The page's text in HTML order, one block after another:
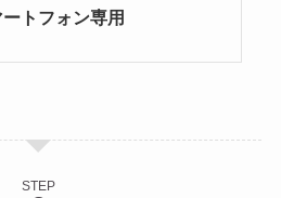
トフォン専用
STEP